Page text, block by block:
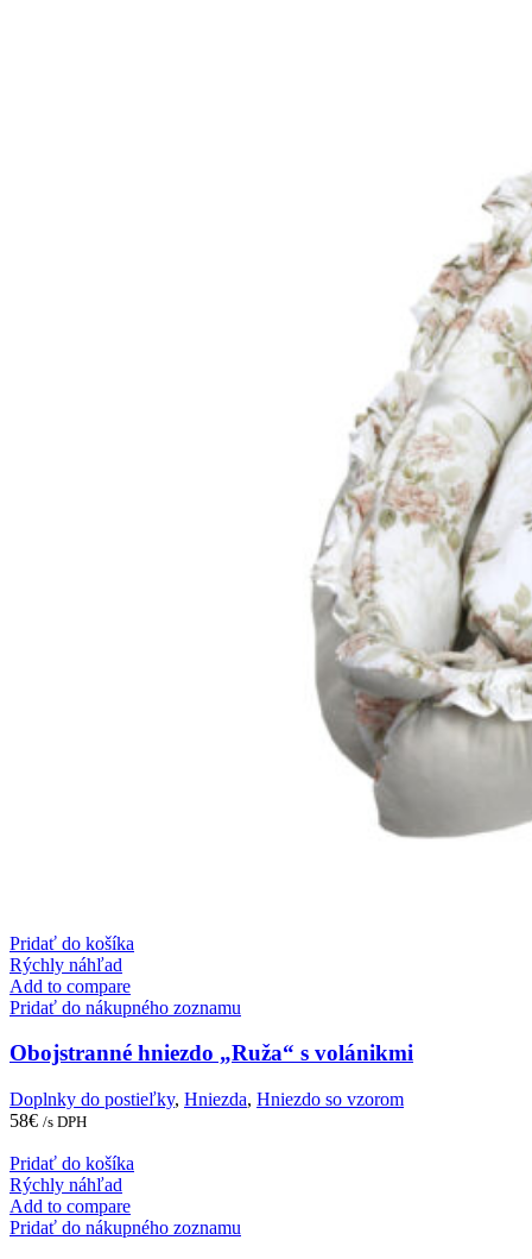
Pridať do košíka
Rýchly náhľad
Add to compare
Pridať do nákupného zoznamu
Obojstranné hniezdo „Ruža“ s volánikmi
Doplnky do postieľky, Hniezda, Hniezdo so vzorom
58€ /s DPH
Pridať do košíka
Rýchly náhľad
Add to compare
Pridať do nákupného zoznamu